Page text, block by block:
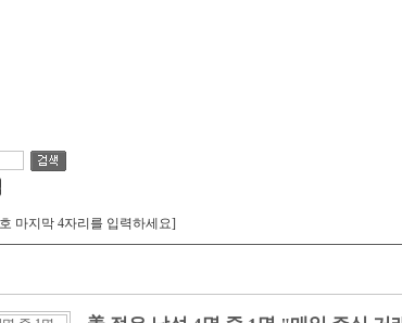
마지막 4자리를 입력하세요]